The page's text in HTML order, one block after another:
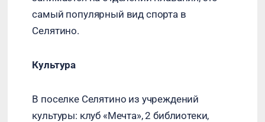
самый популярный вид спорта в
Селятино.
Культура
В поселке Селятино из учреждений
культуры: клуб «Мечта», 2 библиотеки,